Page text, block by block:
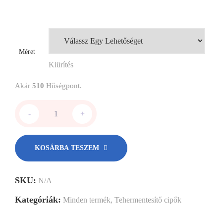
Méret
Kiürítés
Akár 510 Hűségpont.
- +
KOSÁRBA TESZEM
SKU: N/A
Kategóriák: Minden termék, Tehermentesítő cipők